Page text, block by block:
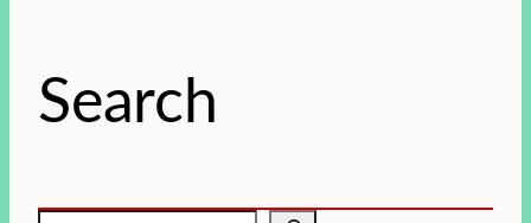
Search